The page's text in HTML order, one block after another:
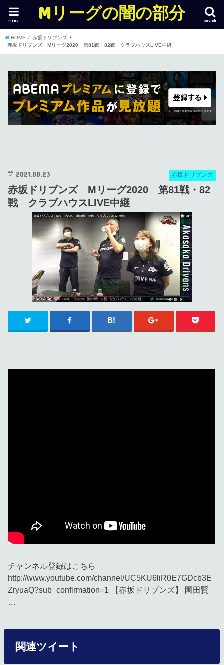
Mリーグの闇の部分 search
menu
HOME
赤坂ドリブンズ
赤坂ドリブンズ Mリーグ2020 第81戦・82戦 クラブハウスLIVE中継
赤坂ドリブンズ
2021.08.23
赤坂ドリブンズ Mリーグ2020 第81戦・82
戦 クラブハウスLIVE中継
チャンネル登録はこちら
http://www.youtube.com/channel/UC5KU6liR0E7GDcb3E
ZryuaQ?sub_confirmation=1 【赤坂ドリブンズ】 園田賢
…
関連ツイート